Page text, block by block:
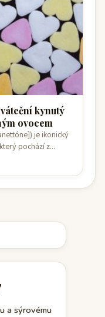
kynutý
ovocem
je ikonický
pochází z
a sýrovému